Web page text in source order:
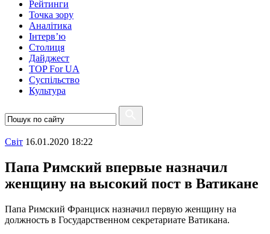
Рейтинги
Точка зору
Аналітика
Інтерв’ю
Столиця
Дайджест
TOP For UA
Суспiльство
Культура
Свiт 16.01.2020 18:22
Папа Римский впервые назначил
женщину на высокий пост в Ватикане
Папа Римский Франциск назначил первую женщину на
должность в Государственном секретариате Ватикана.